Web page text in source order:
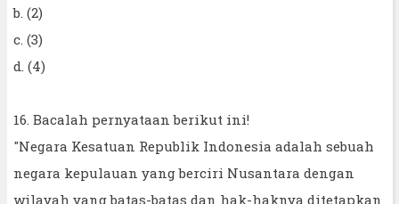
b. (2)
c. (3)
d. (4)
16. Bacalah pernyataan berikut ini!
"Negara Kesatuan Republik Indonesia adalah sebuah
negara kepulauan yang berciri Nusantara dengan
wilayah yang batas-batas dan hak-haknya ditetapkan